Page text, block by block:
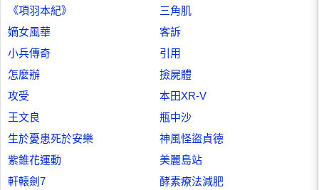
《項羽本紀》
三角肌
嫡女風華
客訴
小兵傳奇
引用
怎麼辦
撿屍體
攻受
本田XR-V
王文良
瓶中沙
生於憂患死於安樂
神風怪盜貞德
紫錐花運動
美麗島站
軒轅劍7
酵素療法減肥